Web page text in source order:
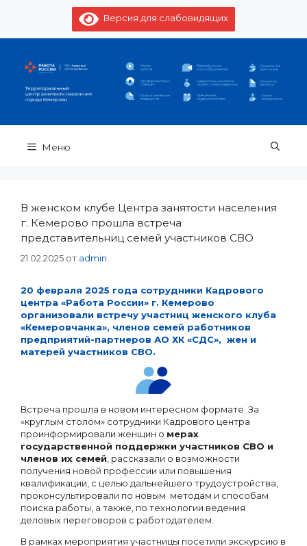
Версия для слабовидящих
Меню
В женском клубе Центра занятости населения
г. Кемерово прошла встреча
представительниц семей участников СВО
21.02.2025 от admin
20 февраля 2025 года сотрудники Кадрового
центра «Работа России» г. Кемерово
организовали встречу участниц женского клуба
«Кемеровчанка», членов семей работников
предприятий-партнеров АО ХК «СДС», жен и
матерей участников СВО.
Встреча прошла в новом интересном формате. За
«круглым столом» сотрудники Кадрового центра
проинформировали женщин о мерах
государственной поддержки участников СВО и
членов их семей, рассказали о возможности
получения новой профессии или повышения
квалификации, с целью дальнейшего трудоустройства,
проконсультировали по новым методам и способам
поиска работы, а также, по технологии ведения
деловых переговоров с работодателем.
В рамках мероприятия участницы посетили экскурсию в